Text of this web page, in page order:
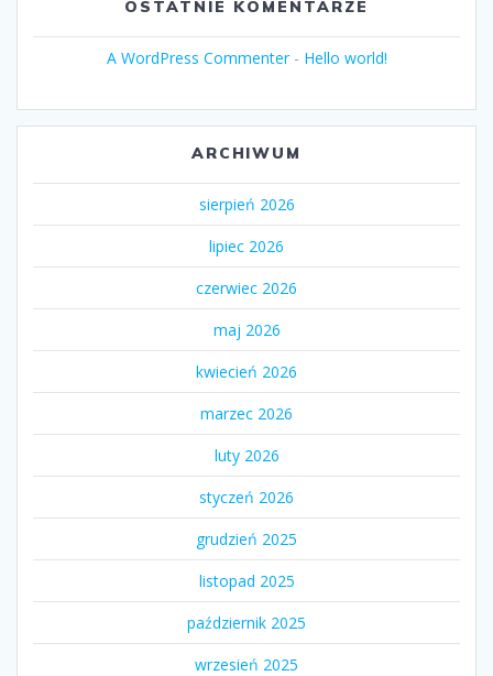
OSTATNIE KOMENTARZE
A WordPress Commenter- Hello world!
ARCHIWUM
sierpień 2026
lipiec 2026
czerwiec 2026
maj 2026
kwiecień 2026
marzec 2026
luty 2026
styczeń 2026
grudzień 2025
listopad 2025
październik 2025
wrzesień 2025